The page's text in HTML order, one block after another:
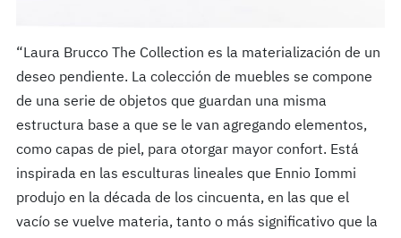
“Laura Brucco The Collection es la materialización de un
deseo pendiente. La colección de muebles se compone
de una serie de objetos que guardan una misma
estructura base a que se le van agregando elementos,
como capas de piel, para otorgar mayor confort. Está
inspirada en las esculturas lineales que Ennio Iommi
produjo en la década de los cincuenta, en las que el
vacío se vuelve materia, tanto o más significativo que la